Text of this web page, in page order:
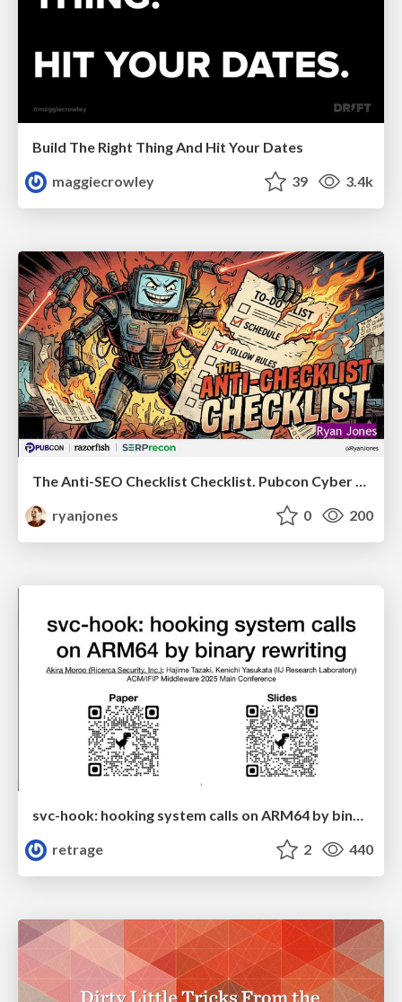
Build The Right Thing And Hit Your Dates
maggiecrowley
39 3.4k
The Anti-SEO Checklist Checklist. Pubcon Cyber Week
ryanjones
0 200
svc-hook: hooking system calls on ARM64 by binary rewriting
retrage
2 440